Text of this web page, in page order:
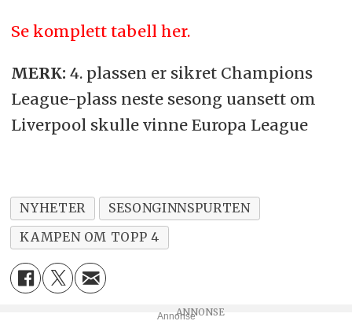
Se komplett tabell her.
MERK: 4. plassen er sikret Champions
League-plass neste sesong uansett om
Liverpool skulle vinne Europa League
NYHETER
SESONGINNSPURTEN
KAMPEN OM TOPP 4
Annonse